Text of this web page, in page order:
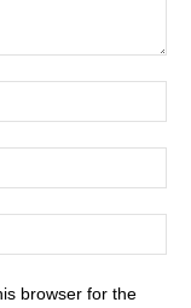
browser for the